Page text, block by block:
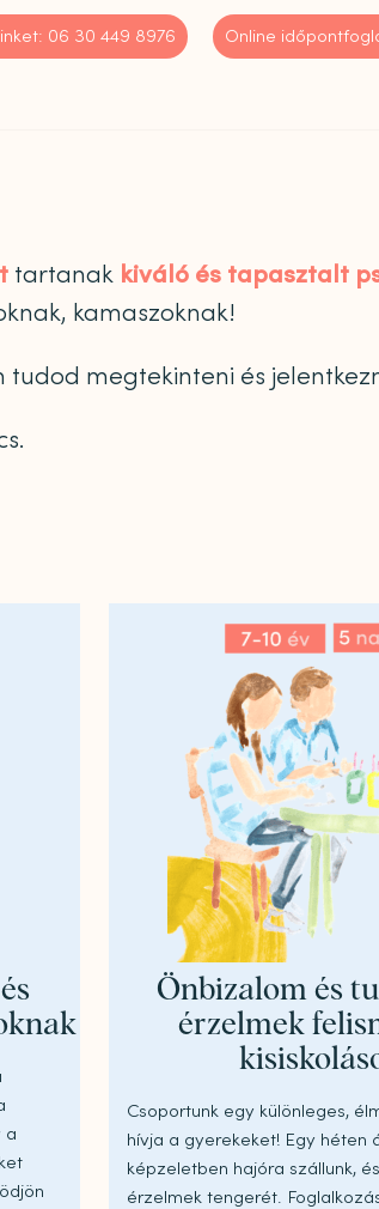
06 30 449 8976 Online
tartanak kiváló és tapasztalt
kamaszoknak!
megtekinteni és
a
Önbizalom és
érzelmek
Csoportunk egy különleges,
hívja a gyerekeket! Egy héten
képzeletben hajóra szállunk,
érzelmek tengerét.